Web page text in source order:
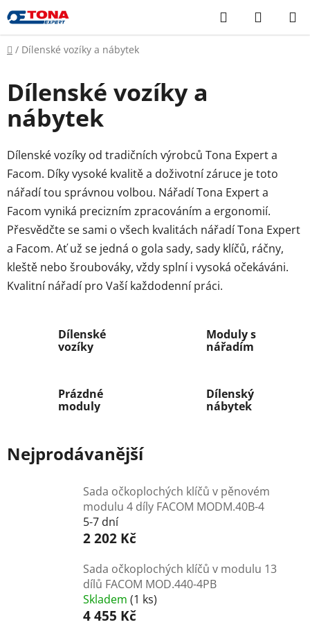
Přejít
na
obsah
Hledat
KOŠÍK
Domů
/ Dílenské vozíky a nábytek
Dílenské vozíky a
nábytek
Dílenské vozíky od tradičních výrobců Tona Expert a
Facom. Díky vysoké kvalitě a doživotní záruce je toto
nářadí tou správnou volbou. Nářadí Tona Expert a
Facom vyniká precizním zpracováním a ergonomií.
Přesvědčte se sami o všech kvalitách nářadí Tona Expert
a Facom. Ať už se jedná o gola sady, sady klíčů, ráčny,
kleště nebo šroubováky, vždy splní i vysoká očekáváni.
Kvalitní nářadí pro Vaší každodenní práci.
Dílenské
vozíky
Moduly s
nářadím
Prázdné
moduly
Dílenský
nábytek
Nejprodávanější
Sada očkoplochých klíčů v pěnovém
modulu 4 díly FACOM MODM.40B-4
5-7 dní
2 202 Kč
Sada očkoplochých klíčů v modulu 13
dílů FACOM MOD.440-4PB
Skladem (1 ks)
4 455 Kč